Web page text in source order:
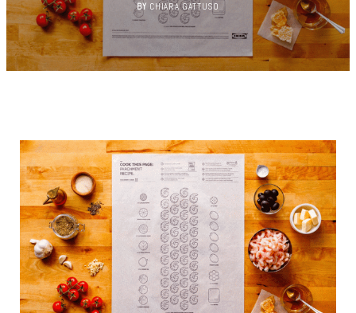
BY CHIARA GATTUSO